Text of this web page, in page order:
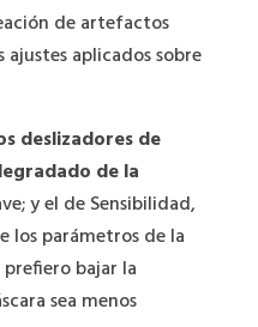
de artefactos
aplicados sobre
deslizadores de
de la
y el de Sensibilidad,
los parámetros de la
bajar la
sea menos